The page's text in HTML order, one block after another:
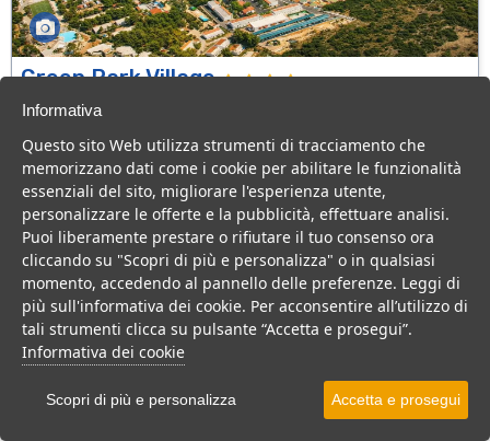
Green Park Village
Puglia > Gargano > Vieste
107 Camere
Villaggio a Vieste, con piscina e animazione, ideale per famiglie
con bambini.
Villaggio Hotel
VEDI SU MAPPA
INFO STRUTTURA
APRI STRUTTURA
PREVENTIVO
Informativa
Questo sito Web utilizza strumenti di tracciamento che
memorizzano dati come i cookie per abilitare le funzionalità
essenziali del sito, migliorare l'esperienza utente,
personalizzare le offerte e la pubblicità, effettuare analisi.
Puoi liberamente prestare o rifiutare il tuo consenso ora
cliccando su "Scopri di più e personalizza" o in qualsiasi
momento, accedendo al pannello delle preferenze. Leggi di
più sull'informativa dei cookie. Per acconsentire all’utilizzo di
tali strumenti clicca su pulsante “Accetta e prosegui”.
Informativa dei cookie
Scopri di più e personalizza Accetta e prosegui